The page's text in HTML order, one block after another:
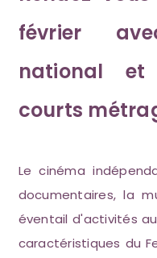
février
national et
courts
Le cinéma
documentaires, la
éventail d'activités
caractéristiques du